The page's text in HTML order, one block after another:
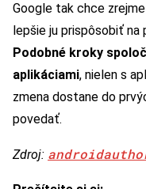
Google tak chce
lepšie ju prispôsobiť
Podobné kroky
aplikáciami, nielen s
zmena dostane do
povedať.
Zdroj: